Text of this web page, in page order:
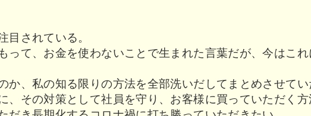
されている。
て、お金を使わないことで生まれた言葉だが、今はこれ
、私の知る限りの方法を全部洗いだしてまとめさせてい
、その対策として社員を守り、お客様に買っていただく方